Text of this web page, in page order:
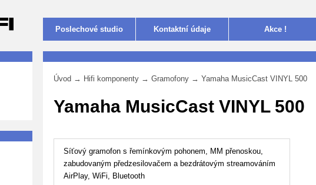
Poslechové studio Kontaktní údaje Akce !
Úvod → Hifi komponenty → Gramofony → Yamaha MusicCast VINYL 500
Yamaha MusicCast VINYL 500
Síťový gramofon s řemínkovým pohonem, MM přenoskou,
zabudovaným předzesilovačem a bezdrátovým streamováním
AirPlay, WiFi, Bluetooth